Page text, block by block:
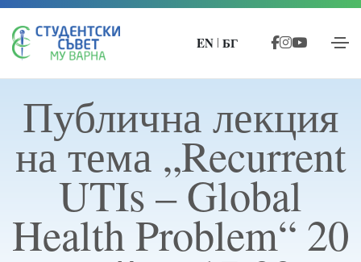
EN | БГ
Публична лекция
на тема „Recurrent
UTIs – Global
Health Problem“ 20